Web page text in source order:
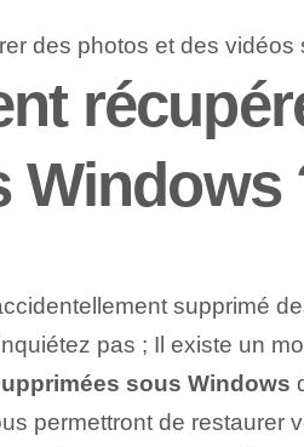
Windows
supprimé
pas ; Il existe un
sous Windows
permettront de restaurer